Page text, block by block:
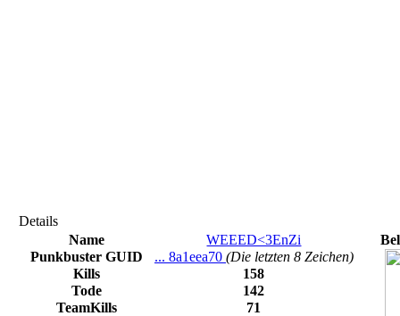
Details
Name
WEEED<3EnZi
Punkbuster GUID
... 8a1eea70 (Die letzten 8 Zeichen)
Kills
158
Tode
142
TeamKills
71